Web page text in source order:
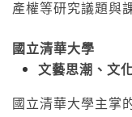
產權等研究議題與
國立清華大學
文藝思潮、文
國立清華大學主掌